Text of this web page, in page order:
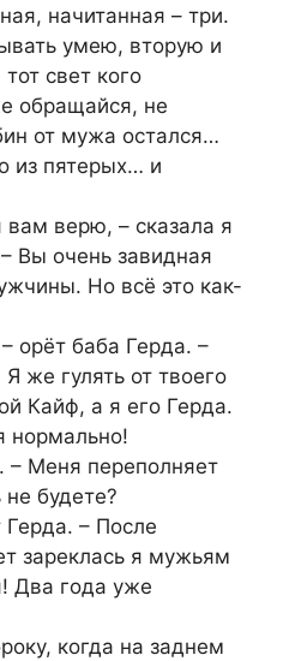
начитанная – три.
умею, вторую и
свет кого
обращайся, не
от мужа остался…
из пятерых… и
верю, – сказала я
Вы очень завидная
Но всё это как-
орёт баба Герда. –
же гулять от твоего
Кайф, а я его Герда.
нормально!
– Меня переполняет
будете?
Герда. – После
зареклась я мужьям
Два года уже
когда на заднем